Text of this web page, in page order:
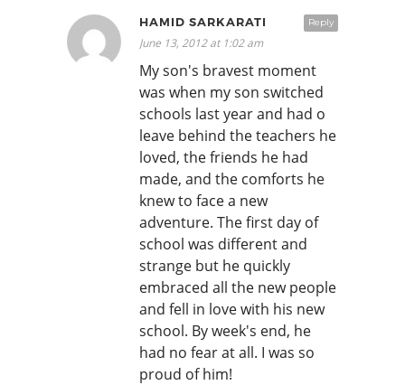
Reply
HAMID SARKARATI
June 13, 2012 at 1:02 am
My son's bravest moment
was when my son switched
schools last year and had o
leave behind the teachers he
loved, the friends he had
made, and the comforts he
knew to face a new
adventure. The first day of
school was different and
strange but he quickly
embraced all the new people
and fell in love with his new
school. By week's end, he
had no fear at all. I was so
proud of him!